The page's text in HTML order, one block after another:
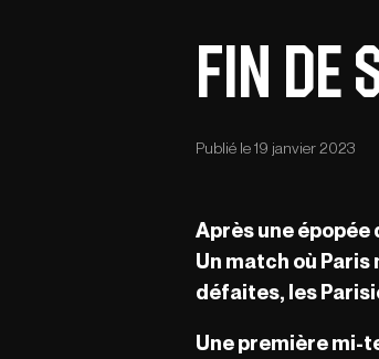
Fin de
Publié le 19 janvier 2023
Après une épopée
Un match où Paris
défaites, les
Une première mi-